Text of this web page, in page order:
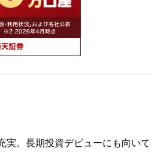
実。長期投資デビューにも向いて